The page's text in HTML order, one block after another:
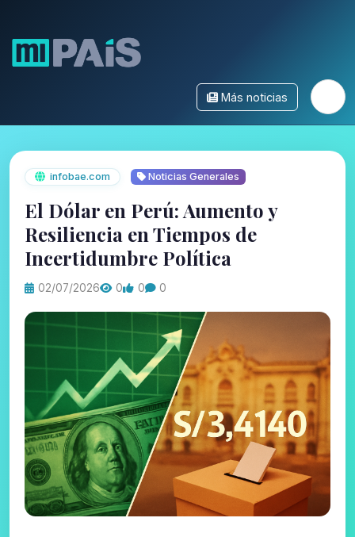
Más noticias
infobae.com Noticias Generales
El Dólar en Perú: Aumento y
Resiliencia en Tiempos de
Incertidumbre Política
02/07/2026 0 0 0